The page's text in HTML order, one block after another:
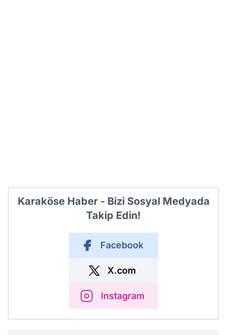
Karaköse Haber - Bizi Sosyal Medyada
Takip Edin!
Facebook
X.com
Instagram